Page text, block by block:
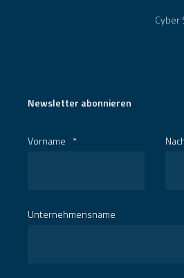
Cyber
Newsletter abonnieren
Vorname *
Unternehmensname